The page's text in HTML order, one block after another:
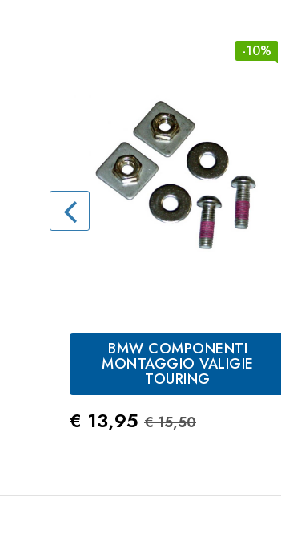
-10%
BMW COMPONENTI
MONTAGGIO VALIGIE
TOURING
Prezzo
€ 13,95 Prezzo Standard
€ 15,50